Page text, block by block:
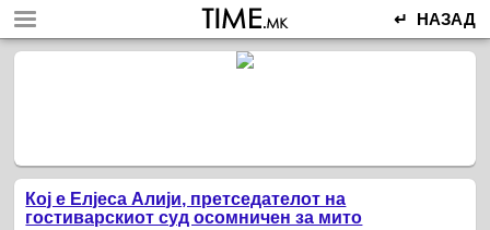
↵ НАЗАД
Кој е Елјеса Алији, претседателот на
гостиварскиот суд осомничен за мито